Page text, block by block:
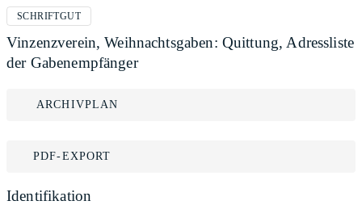
SCHRIFTGUT
Vinzenzverein, Weihnachtsgaben: Quittung, Adressliste
der Gabenempfänger
ARCHIVPLAN
PDF-EXPORT
Identifikation